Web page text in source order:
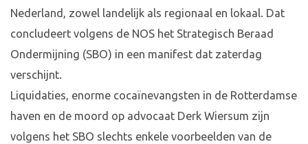
Nederland, zowel landelijk als regionaal en lokaal. Dat
concludeert volgens de NOS het Strategisch Beraad
Ondermijning (SBO) in een manifest dat zaterdag
verschijnt.
Liquidaties, enorme cocaïnevangsten in de Rotterdamse
haven en de moord op advocaat Derk Wiersum zijn
volgens het SBO slechts enkele voorbeelden van de